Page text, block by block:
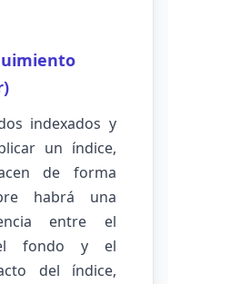
indexados y
un índice,
de forma
habrá una
entre el
fondo y el
del índice,